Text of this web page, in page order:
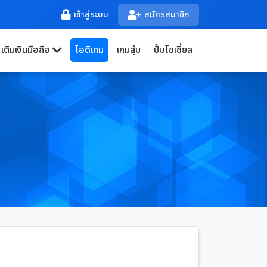
เข้าสู่ระบบ สมัครสมาชิก
เติมเงินมือถือ ไอดีเกม เกมสุ่ม ปั้มโชเชี่ยล